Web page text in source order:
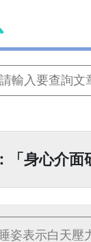
「身心介